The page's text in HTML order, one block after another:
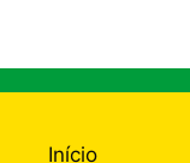
Início